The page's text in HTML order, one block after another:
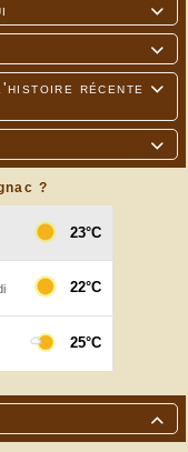



récente

?
